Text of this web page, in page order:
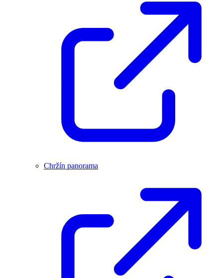
Chržín panorama